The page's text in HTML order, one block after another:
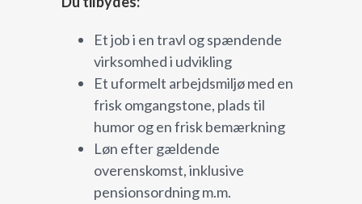
Et job i en travl og spændende
virksomhed i udvikling
Et uformelt arbejdsmiljø med en
frisk omgangstone, plads til
humor og en frisk bemærkning
Løn efter gældende
overenskomst, inklusive
pensionsordning m.m.